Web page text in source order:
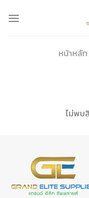
หน้าหลัก
ไม่พบ